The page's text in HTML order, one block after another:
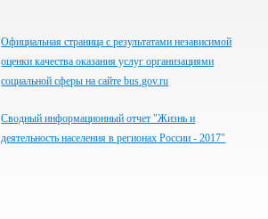
Официальная страница с результатами независимой
оценки качества оказания услуг организациями
социальной сферы на сайте bus.gov.ru
Сводный информационный отчет "Жизнь и
деятельность населения в регионах России - 2017"